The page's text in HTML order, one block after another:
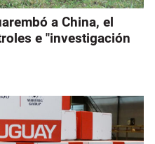
a China, el
e "investigación